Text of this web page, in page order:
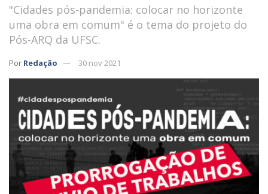
"Cidades pós-pandemia: colocar no horizonte
uma obra em comum" é o tema do projeto do
Pós-ARQ da UFSC.
Por Redação 30 nov 2021